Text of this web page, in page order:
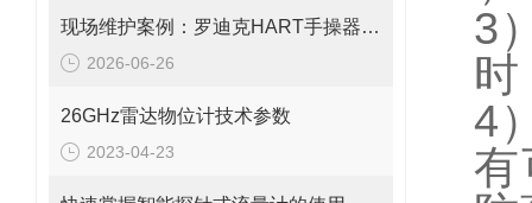
现场维护案例：罗迪克HART手操器无法开机、黑屏及按键失灵的修复思路
2026-06-26
26GHz雷达物位计技术参数
2023-04-23
3
4
有